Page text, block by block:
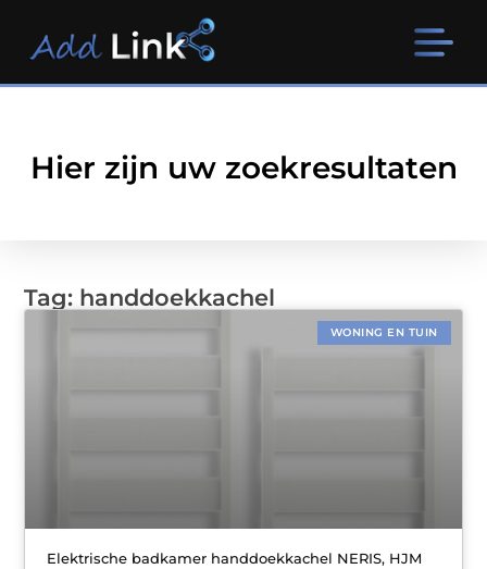
Hier zijn uw zoekresultaten
Tag: handdoekkachel
WONING EN TUIN
Elektrische badkamer handdoekkachel NERIS, HJM